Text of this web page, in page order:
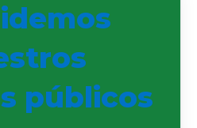
públicos